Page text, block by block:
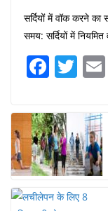
सर्दियों में वॉक करने का
समय: सर्दियों में नियमित
F
c
e
b
o
o
T
itt
er